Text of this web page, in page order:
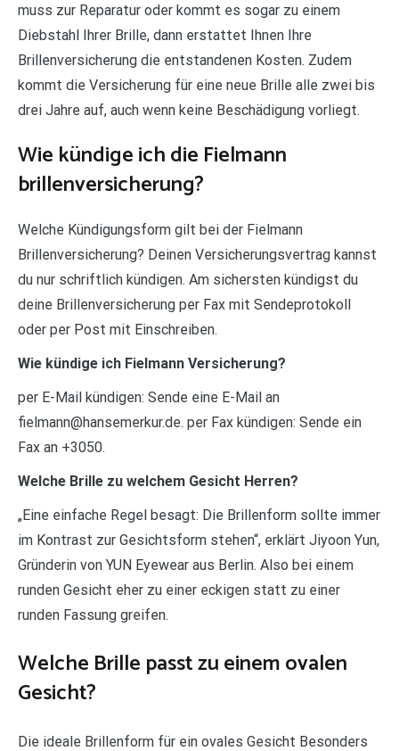
muss zur Reparatur oder kommt es sogar zu einem
Diebstahl Ihrer Brille, dann erstattet Ihnen Ihre
Brillenversicherung die entstandenen Kosten. Zudem
kommt die Versicherung für eine neue Brille alle zwei bis
drei Jahre auf, auch wenn keine Beschädigung vorliegt.
Wie kündige ich die Fielmann
brillenversicherung?
Welche Kündigungsform gilt bei der Fielmann
Brillenversicherung? Deinen Versicherungsvertrag kannst
du nur schriftlich kündigen. Am sichersten kündigst du
deine Brillenversicherung per Fax mit Sendeprotokoll
oder per Post mit Einschreiben.
Wie kündige ich Fielmann Versicherung?
per E-Mail kündigen: Sende eine E-Mail an
fielmann@hansemerkur.de. per Fax kündigen: Sende ein
Fax an +3050.
Welche Brille zu welchem Gesicht Herren?
„Eine einfache Regel besagt: Die Brillenform sollte immer
im Kontrast zur Gesichtsform stehen“, erklärt Jiyoon Yun,
Gründerin von YUN Eyewear aus Berlin. Also bei einem
runden Gesicht eher zu einer eckigen statt zu einer
runden Fassung greifen.
Welche Brille passt zu einem ovalen
Gesicht?
Die ideale Brillenform für ein ovales Gesicht Besonders